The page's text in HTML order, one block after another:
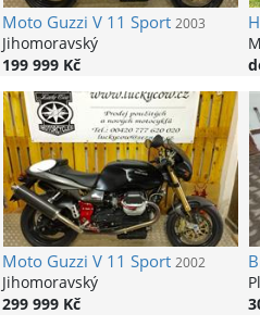
Moto Guzzi V 11 Sport 2003
Jihomoravský
199 999 Kč
Moto Guzzi V 11 Sport 2002
Jihomoravský
299 999 Kč